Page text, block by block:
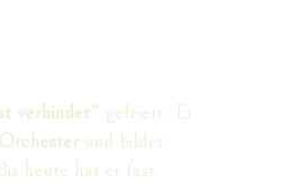
verbindet“ gefeiert. Er
und bildet
heute hat er fast